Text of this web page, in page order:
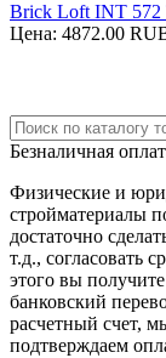
Brick Loft INT 572
Цена: 4872.00
Безналичная
Физические и
стройматериалы
достаточно
т.д., согласовать
этого вы
банковский
расчетный счет,
подтверждаем